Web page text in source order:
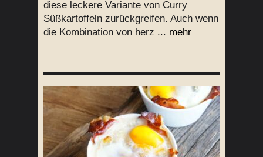
diese leckere Variante von Curry
Süßkartoffeln zurückgreifen. Auch wenn
die Kombination von herz ... mehr